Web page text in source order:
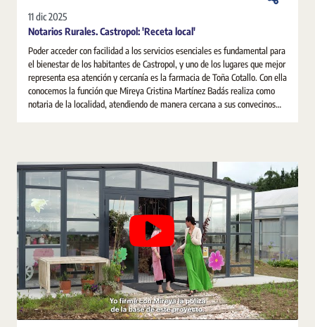
11 dic 2025
Notarios Rurales. Castropol: 'Receta local'
Poder acceder con facilidad a los servicios esenciales es fundamental para
el bienestar de los habitantes de Castropol, y uno de los lugares que mejor
representa esa atención y cercanía es la farmacia de Toña Cotallo. Con ella
conocemos la función que Mireya Cristina Martínez Badás realiza como
notaria de la localidad, atendiendo de manera cercana a sus convecinos